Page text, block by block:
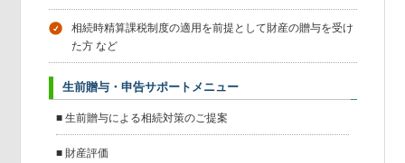
相続時精算課税制度の適用を前提として財産の贈与を受け
た方 など
生前贈与・ 申告サポート メ ニ ュ ー
■ 生前贈与による相続対策のご提案
■ 財産評価